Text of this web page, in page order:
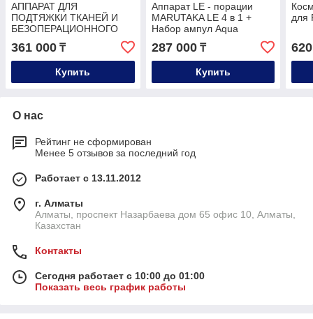
АППАРАТ ДЛЯ
ПОДТЯЖКИ ТКАНЕЙ И
БЕЗОПЕРАЦИОННОГО
ЛИФТИНГА BLACK
PANTHER
361 000 ₸
Купить
Аппарат LE - порации
MARUTAKA LE 4 в 1 +
Набор ампул Aqua
Peptides (10 шт.)
287 000₸
Купить
для
О нас
Рейтинг не сформирован
Менее 5 отзывов за последний год
Работает с 13.11.2012
г. Алматы
Алматы, проспект Назарбаева дом 65 офис 10, Алматы,
Казахстан
Контакты
Сегодня работает с 10:00 до 01:00
Показать весь график работы